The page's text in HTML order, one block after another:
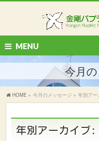
MENU
今月
HOME » 今月のメッセージ » 年別ア
年別アーカイブ: